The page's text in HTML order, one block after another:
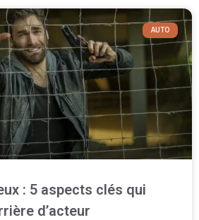
AUTO
: 5 aspects clés qui
d’acteur